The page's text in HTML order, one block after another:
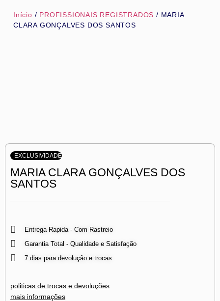
Início / PROFISSIONAIS REGISTRADOS / MARIA
CLARA GONÇALVES DOS SANTOS
EXCLUSIVIDADE
MARIA CLARA GONÇALVES DOS
SANTOS
Entrega Rapida - Com Rastreio
Garantia Total - Qualidade e Satisfação
7 dias para devolução e trocas
politicas de trocas e devoluções
mais informações